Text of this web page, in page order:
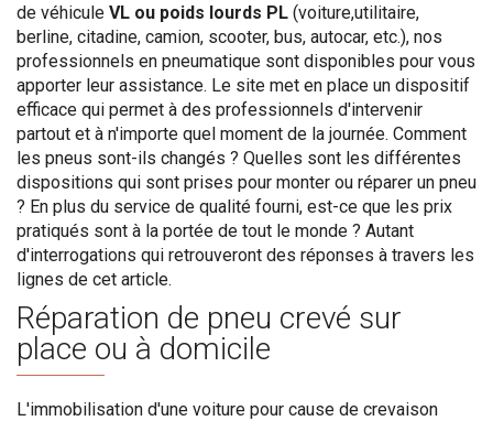
de véhicule VL ou poids lourds PL (voiture,utilitaire,
berline, citadine, camion, scooter, bus, autocar, etc.), nos
professionnels en pneumatique sont disponibles pour vous
apporter leur assistance. Le site met en place un dispositif
efficace qui permet à des professionnels d'intervenir
partout et à n'importe quel moment de la journée. Comment
les pneus sont-ils changés ? Quelles sont les différentes
dispositions qui sont prises pour monter ou réparer un pneu
? En plus du service de qualité fourni, est-ce que les prix
pratiqués sont à la portée de tout le monde ? Autant
d'interrogations qui retrouveront des réponses à travers les
lignes de cet article.
Réparation de pneu crevé sur
place ou à domicile
L'immobilisation d'une voiture pour cause de crevaison